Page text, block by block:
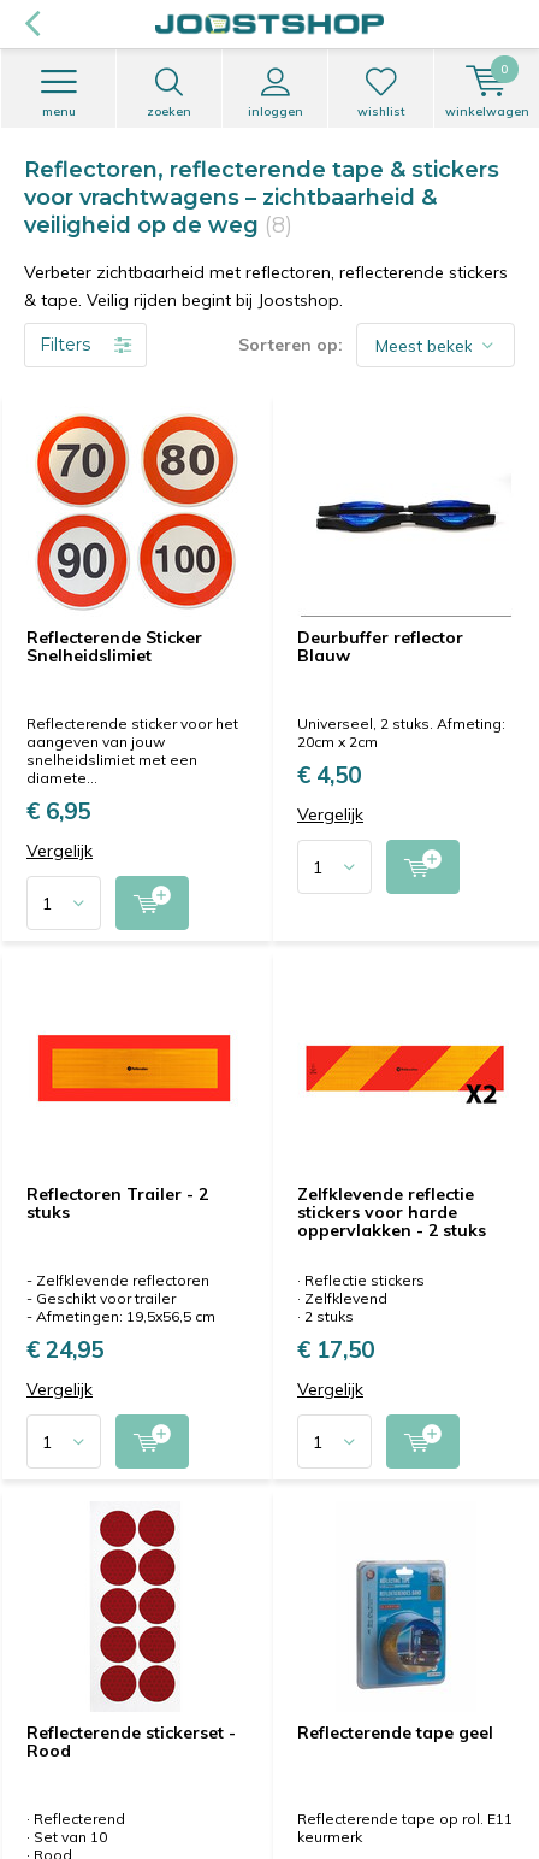
zoeken inloggen
menu wishlist winkelwagen
0
Reflectoren, reflecterende tape & stickers
voor vrachtwagens – zichtbaarheid &
veiligheid op de weg (8)
Verbeter zichtbaarheid met reflectoren, reflecterende stickers
& tape. Veilig rijden begint bij Joostshop.
Filters Sorteren op:
Reflecterende Sticker
Snelheidslimiet
Reflecterende sticker voor het
aangeven van jouw
snelheidslimiet met een
diamete...
€ 6,95
Vergelijk
Deurbuffer reflector
Blauw
Universeel, 2 stuks. Afmeting:
20cm x 2cm
€ 4,50
Vergelijk
Reflectoren Trailer - 2
stuks
- Zelfklevende reflectoren
- Geschikt voor trailer
- Afmetingen: 19,5x56,5 cm
€ 24,95
Vergelijk
Zelfklevende reflectie
stickers voor harde
oppervlakken - 2 stuks
· Reflectie stickers
· Zelfklevend
· 2 stuks
€ 17,50
Vergelijk
Reflecterende stickerset -
Rood
· Reflecterend
· Set van 10
· Rood
Reflecterende tape geel
Reflecterende tape op rol. E11
keurmerk